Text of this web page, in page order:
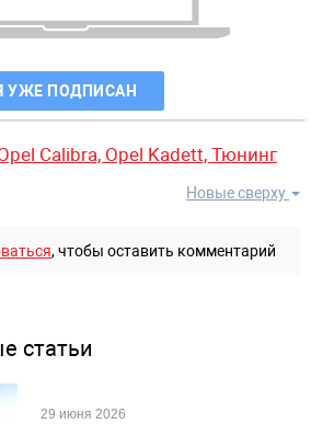
УЖЕ ПОДПИСАН
Calibra, Opel Kadett, Тюнинг
Новые сверху
, чтобы оставить комментарий
статьи
29 июня 2026